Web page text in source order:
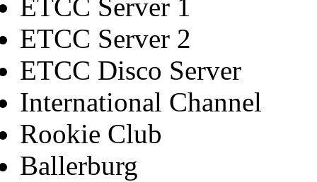
ETCC Server 1
ETCC Server 2
ETCC Disco Server
International Channel
Rookie Club
Ballerburg